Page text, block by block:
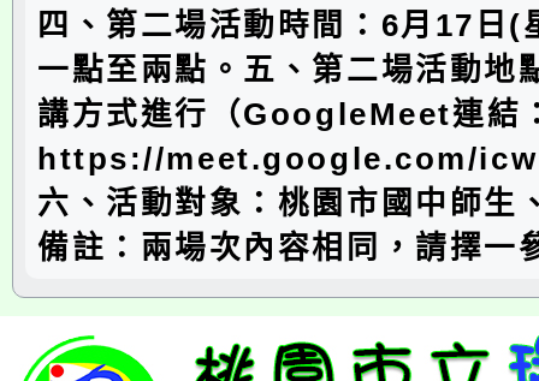
四、第二場活動時間：6月17日(
一點至兩點。五、第二場活動地
講方式進行（GoogleMeet連結
https://meet.google.com/
六、活動對象：桃園市國中師生
備註：兩場次內容相同，請擇一